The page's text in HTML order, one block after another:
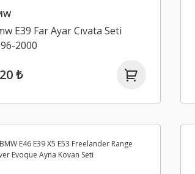
E39 Far Ayar Cıvata Seti
2000
₺